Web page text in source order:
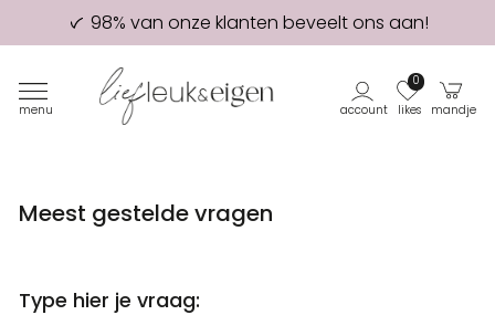
98% van onze klanten beveelt ons aan!
Eerste proefdruk GRATIS
menu account likes
0
mandje
Meest gestelde vragen
Type hier je vraag: